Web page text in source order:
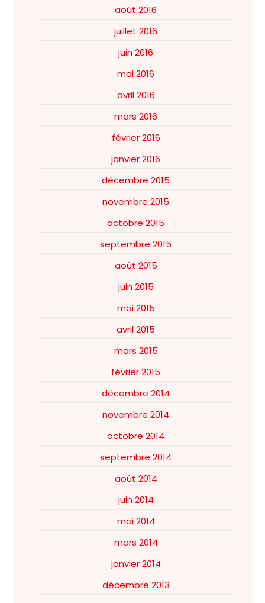
août 2016
juillet 2016
juin 2016
mai 2016
avril 2016
mars 2016
février 2016
janvier 2016
décembre 2015
novembre 2015
octobre 2015
septembre 2015
août 2015
juin 2015
mai 2015
avril 2015
mars 2015
février 2015
décembre 2014
novembre 2014
octobre 2014
septembre 2014
août 2014
juin 2014
mai 2014
mars 2014
janvier 2014
décembre 2013